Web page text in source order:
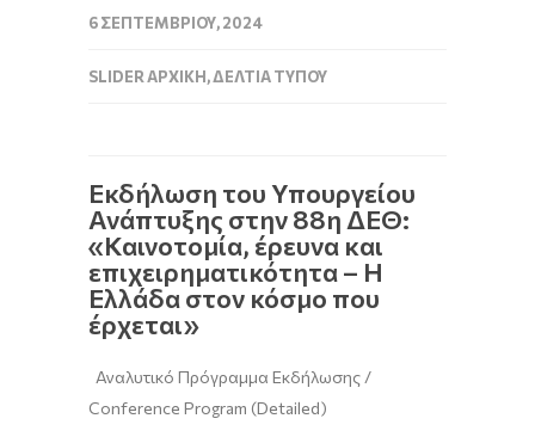
6 ΣΕΠΤΕΜΒΡΊΟΥ, 2024
SLIDER ΑΡΧΙΚΉ,ΔΕΛΤΊΑ ΤΎΠΟΥ
Εκδήλωση του Υπουργείου
Ανάπτυξης στην 88η ΔΕΘ:
«Καινοτομία, έρευνα και
επιχειρηματικότητα – Η
Ελλάδα στον κόσμο που
έρχεται»
Αναλυτικό Πρόγραμμα Εκδήλωσης /
Conference Program (Detailed)